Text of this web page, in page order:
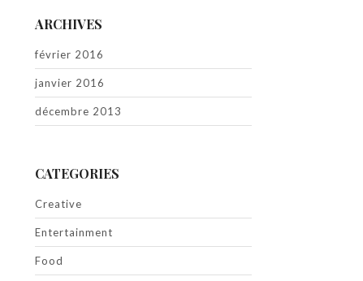
ARCHIVES
février 2016
janvier 2016
décembre 2013
CATEGORIES
Creative
Entertainment
Food